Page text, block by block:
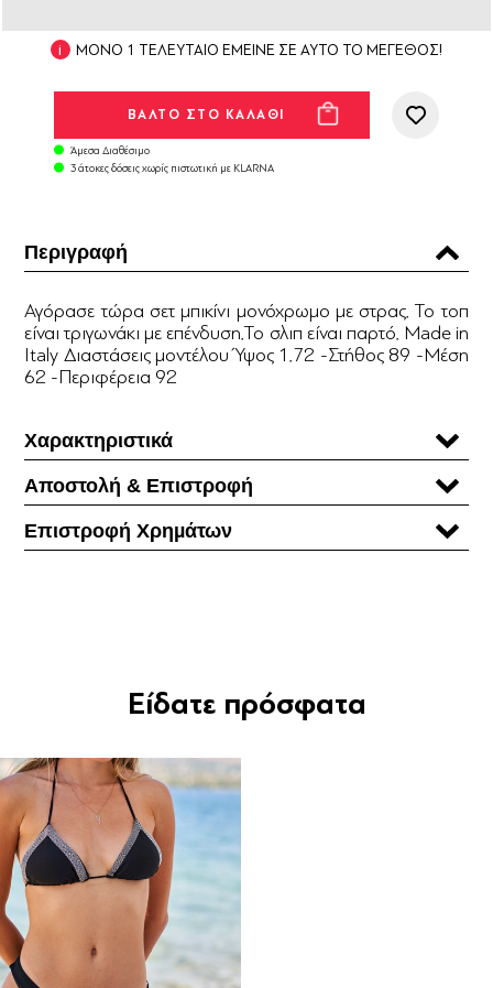
ΜΟΝΟ 1 ΤΕΛΕΥΤΑΙΟ ΕΜΕΙΝΕ ΣΕ ΑΥΤΟ ΤΟ ΜΕΓΕΘΟΣ!
Άμεσα Διαθέσιμο
3 άτοκες δόσεις χωρίς πιστωτική με KLARNA
Περιγραφή
Αγόρασε τώρα σετ μπικίνι μονόχρωμο με στρας. Το τοπ
είναι τριγωνάκι με επένδυση.Το σλιπ είναι παρτό. Made in
Italy Διαστάσεις μοντέλου Ύψος 1.72 -Στήθος 89 -Μέση
62 -Περιφέρεια 92
Χαρακτηριστικά
Αποστολή & Επιστροφή
Επιστροφή Χρηµάτων
Είδατε πρόσφατα